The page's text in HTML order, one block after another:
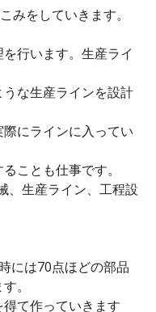
みをしていきます。
行います。生産ライ
な生産ラインを設計
にラインに入ってい
ことも仕事です。
、生産ライン、工程設
には70点ほどの部品
。
て作っていきます